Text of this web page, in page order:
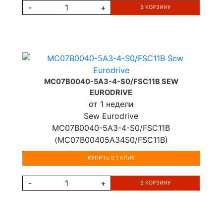
- + В КОРЗИНУ
MC07B0040-5A3-4-S0/FSC11B SEW
EURODRIVE
от 1 недели
Sew Eurodrive
MC07B0040-5A3-4-S0/FSC11B
(MC07B00405A34S0/FSC11B)
КУПИТЬ В 1 КЛИК
- + В КОРЗИНУ